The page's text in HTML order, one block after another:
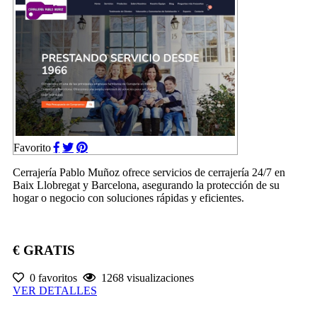
Favorito
Cerrajería Pablo Muñoz ofrece servicios de cerrajería 24/7 en
Baix Llobregat y Barcelona, asegurando la protección de su
hogar o negocio con soluciones rápidas y eficientes.
€ GRATIS
0 favoritos
1268 visualizaciones
VER DETALLES